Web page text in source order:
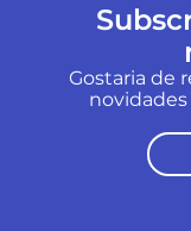
Gostaria de
novidades